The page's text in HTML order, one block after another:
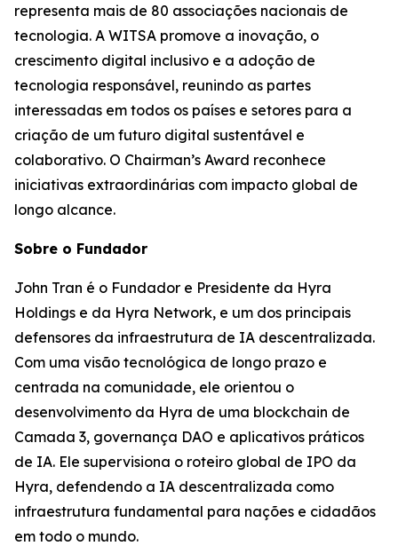
representa mais de 80 associações nacionais de
tecnologia. A WITSA promove a inovação, o
crescimento digital inclusivo e a adoção de
tecnologia responsável, reunindo as partes
interessadas em todos os países e setores para a
criação de um futuro digital sustentável e
colaborativo. O Chairman’s Award reconhece
iniciativas extraordinárias com impacto global de
longo alcance.
Sobre o Fundador
John Tran é o Fundador e Presidente da Hyra
Holdings e da Hyra Network, e um dos principais
defensores da infraestrutura de IA descentralizada.
Com uma visão tecnológica de longo prazo e
centrada na comunidade, ele orientou o
desenvolvimento da Hyra de uma blockchain de
Camada 3, governança DAO e aplicativos práticos
de IA. Ele supervisiona o roteiro global de IPO da
Hyra, defendendo a IA descentralizada como
infraestrutura fundamental para nações e cidadãos
em todo o mundo.